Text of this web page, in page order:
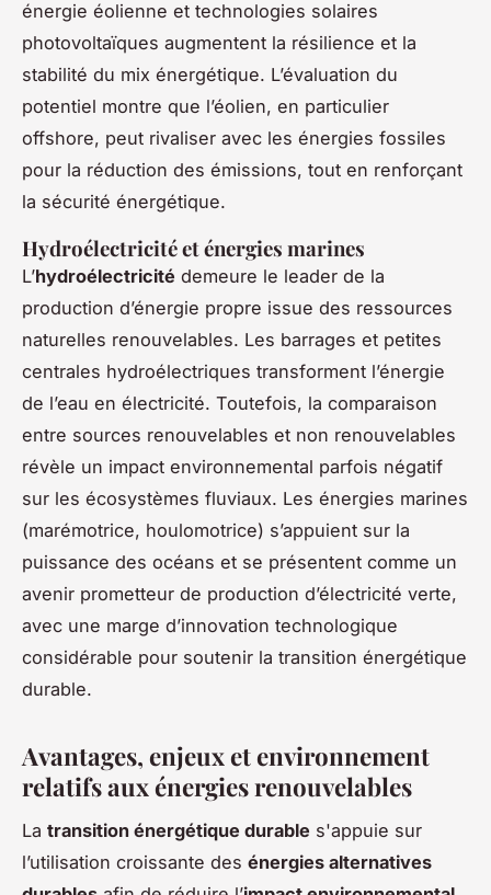
énergie éolienne et technologies solaires
photovoltaïques augmentent la résilience et la
stabilité du mix énergétique. L’évaluation du
potentiel montre que l’éolien, en particulier
offshore, peut rivaliser avec les énergies fossiles
pour la réduction des émissions, tout en renforçant
la sécurité énergétique.
Hydroélectricité et énergies marines
L’hydroélectricité demeure le leader de la
production d’énergie propre issue des ressources
naturelles renouvelables. Les barrages et petites
centrales hydroélectriques transforment l’énergie
de l’eau en électricité. Toutefois, la comparaison
entre sources renouvelables et non renouvelables
révèle un impact environnemental parfois négatif
sur les écosystèmes fluviaux. Les énergies marines
(marémotrice, houlomotrice) s’appuient sur la
puissance des océans et se présentent comme un
avenir prometteur de production d’électricité verte,
avec une marge d’innovation technologique
considérable pour soutenir la transition énergétique
durable.
Avantages, enjeux et environnement
relatifs aux énergies renouvelables
La transition énergétique durable s'appuie sur
l’utilisation croissante des énergies alternatives